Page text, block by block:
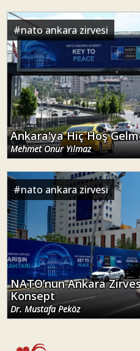
#nato ankara zirvesi
Ankara'ya Hiç Hoş
Mehmet Onur Yılmaz
#nato ankara zirvesi
NATO’nun Ankara
Konsept
Dr. Mustafa Peköz